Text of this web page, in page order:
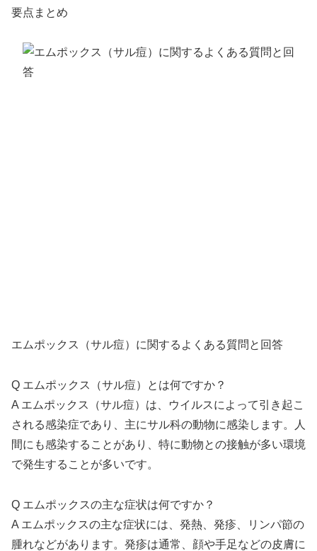
エムポックス（サル痘）に関するよくある質問と回答
Q エムポックス（サル痘）とは何ですか？
A エムポックス（サル痘）は、ウイルスによって引き起こ
される感染症であり、主にサル科の動物に感染します。人
間にも感染することがあり、特に動物との接触が多い環境
で発生することが多いです。
Q エムポックスの主な症状は何ですか？
A エムポックスの主な症状には、発熱、発疹、リンパ節の
腫れなどがあります。発疹は通常、顔や手足などの皮膚に